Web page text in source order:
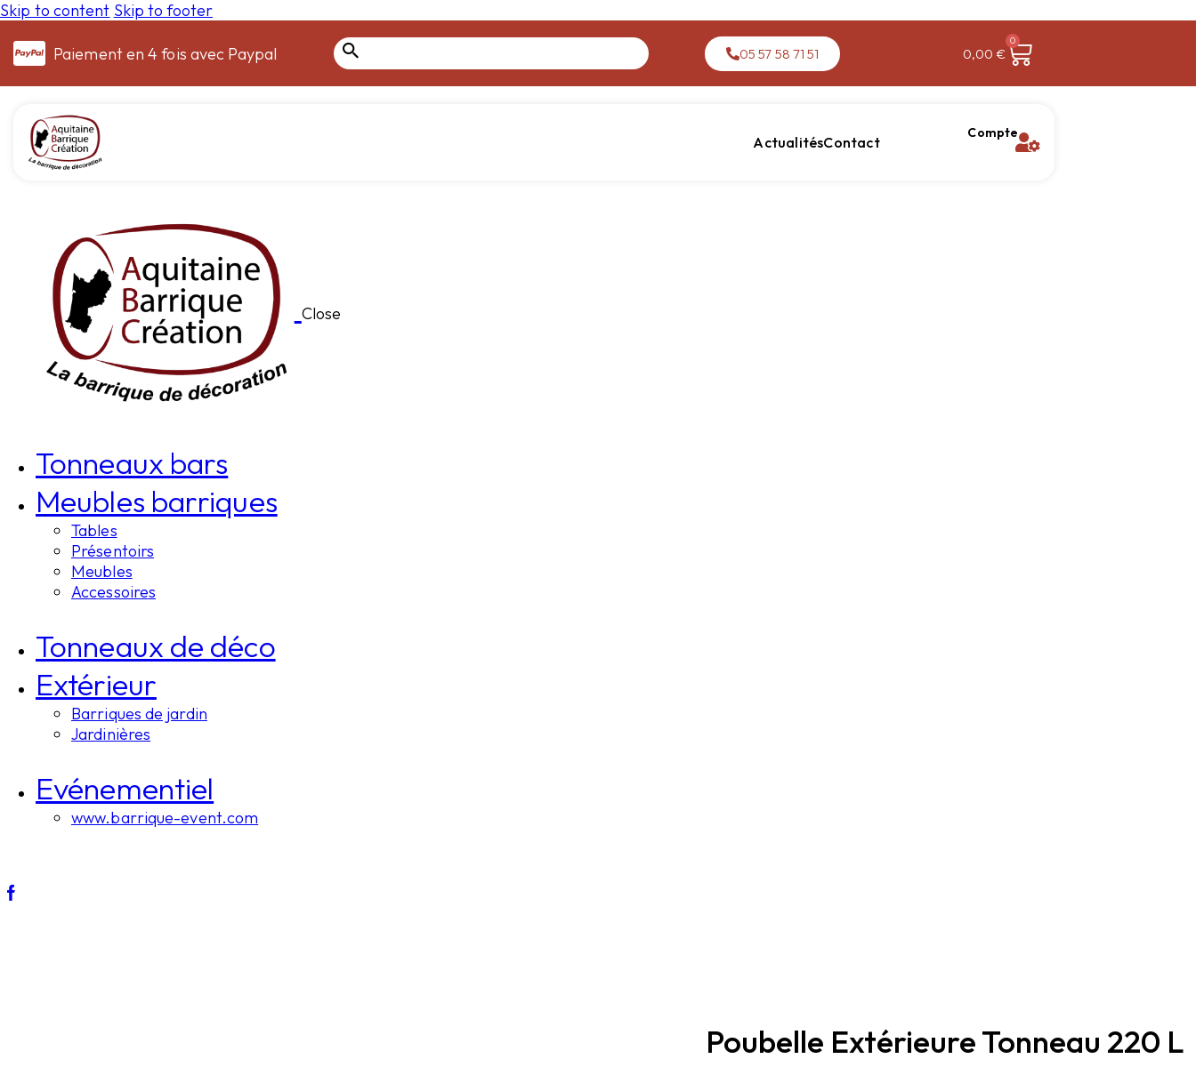
Skip to content Skip to footer
Paiement en 4 fois avec Paypal 05 57 58 71 51 0,00€
0
ActualitésContact
Compte
Close
Tonneaux bars
Meubles barriques
Tables
Présentoirs
Meubles
Accessoires
Tonneaux de déco
Extérieur
Barriques de jardin
Jardinières
Evénementiel
www.barrique-event.com
Poubelle Extérieure Tonneau 220 L